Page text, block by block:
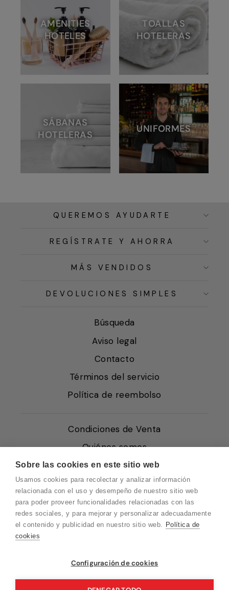
Sobre las cookies en este sitio web
Usamos cookies para recolectar y analizar información
relacionada con el uso y desempeño de nuestro sitio web
para poder proveer funcionalidades relacionadas con las
redes sociales, y para mejorar y personalizar adecuadamente
el contenido y publicidad en nuestro sitio web. Política de
cookies
Configuración de cookies
AMENITIES
HOTELES
TOALLAS
HOTELERAS
SÁBANAS
HOTELERAS
UNIFORMES
QUEREMOS AYUDARTE
REGÍSTRATE Y AHORRA
MÁS VENDIDOS
DEVOLUCIONES SIMPLES
Búsqueda
Aviso legal
Contacto
Términos del servicio
Política de reembolso
Condiciones de Venta
Quiénes somos
Política de Cookies
Protección de Datos
Blog EN
Blog FR
Vuelvo en un momento. Recuerda que
nuestro horario de atención al cliente es de